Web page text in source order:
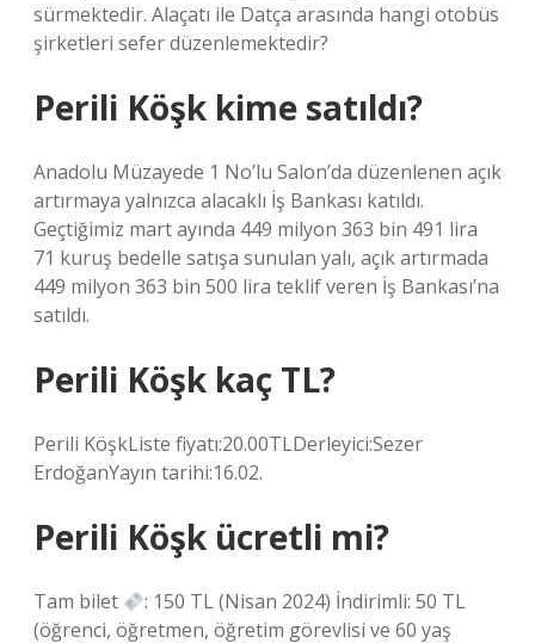
sürmektedir. Alaçatı ile Datça arasında hangi otobüs
şirketleri sefer düzenlemektedir?
Perili Köşk kime satıldı?
Anadolu Müzayede 1 No’lu Salon’da düzenlenen açık
artırmaya yalnızca alacaklı İş Bankası katıldı.
Geçtiğimiz mart ayında 449 milyon 363 bin 491 lira
71 kuruş bedelle satışa sunulan yalı, açık artırmada
449 milyon 363 bin 500 lira teklif veren İş Bankası’na
satıldı.
Perili Köşk kaç TL?
Perili KöşkListe fiyatı:20.00TLDerleyici:Sezer
ErdoğanYayın tarihi:16.02.
Perili Köşk ücretli mi?
Tam bilet
: 150 TL (Nisan 2024) İndirimli: 50 TL
(öğrenci, öğretmen, öğretim görevlisi ve 60 yaş